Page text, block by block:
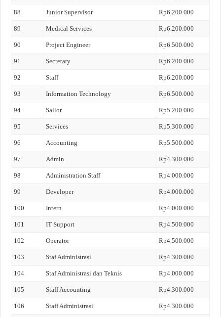
88 Junior Supervisor Rp6.200.000
89 Medical Services Rp6.200.000
90 Project Engineer Rp6.500.000
91 Secretary Rp6.200.000
92 Staff Rp6.200.000
93 Information Technology Rp6.500.000
94 Sailor Rp5.200.000
95 Services Rp5.300.000
96 Accounting Rp5.500.000
97 Admin Rp4.300.000
98 Administration Staff Rp4.000.000
99 Developer Rp4.000.000
100 Intern Rp4.000.000
101 IT Support Rp4.500.000
102 Operator Rp4.500.000
103 Staf Administrasi Rp4.300.000
104 Staf Administrasi dan Teknis Rp4.000.000
105 Staff Accounting Rp4.300.000
106 Staff Administrasi Rp4.300.000